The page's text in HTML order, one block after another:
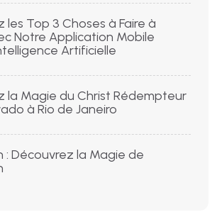
les Top 3 Choses à Faire à
Notre Application Mobile
Artificielle
la Magie du Christ Rédempteur
à Rio de Janeiro
: Découvrez la Magie de